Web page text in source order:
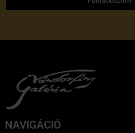
NAVIGÁCIÓ